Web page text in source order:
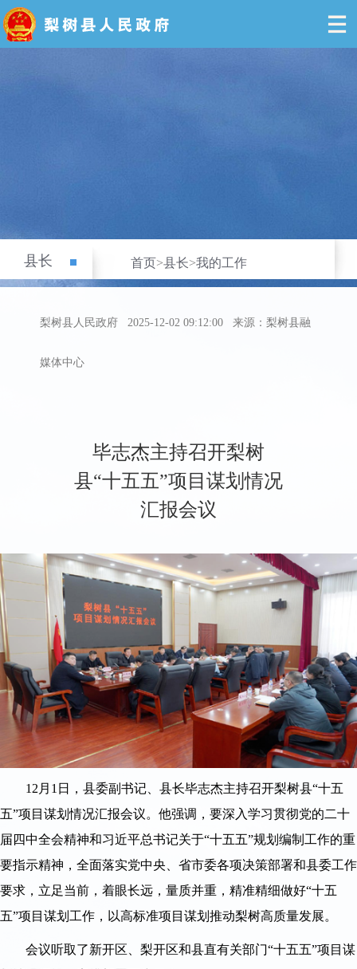
县长 首页>县长>我的工作
梨树县人民政府 2025-12-02 09:12:00 来源：梨树县融
媒体中心
毕志杰主持召开梨树
县“十五五”项目谋划情况
汇报会议
12月1日，县委副书记、县长毕志杰主持召开梨树县“十五
五”项目谋划情况汇报会议。他强调，要深入学习贯彻党的二十
届四中全会精神和习近平总书记关于“十五五”规划编制工作的重
要指示精神，全面落实党中央、省市委各项决策部署和县委工作
要求，立足当前，着眼长远，量质并重，精准精细做好“十五
五”项目谋划工作，以高标准项目谋划推动梨树高质量发展。
会议听取了新开区、梨开区和县直有关部门“十五五”项目谋